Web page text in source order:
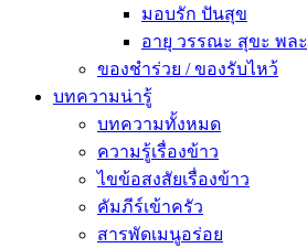
มอบรัก ปันสุข
อายุ วรรณะ สุขะ พละ
ของชำร่วย / ของรับไหว้
บทความน่ารู้
บทความทั้งหมด
ความรู้เรื่องข้าว
ไขข้อสงสัยเรื่องข้าว
คัมภีร์เข้าครัว
สารพัดเมนูอร่อย